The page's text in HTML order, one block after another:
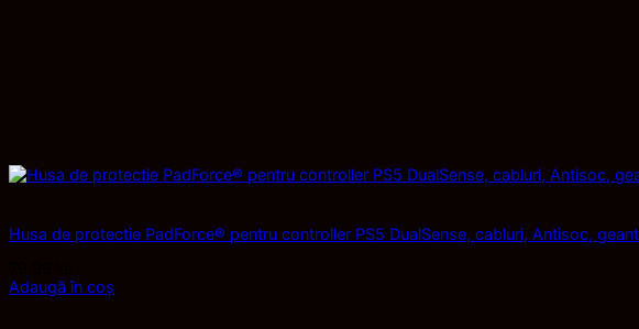
Husa de protectie PadForce® pentru controller PS5 DualSense, cabluri, Antisoc,
Adaugă în coș